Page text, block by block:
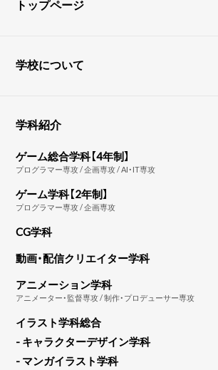
トップページ
学校について
学科紹介
ゲーム総合学科【4年制】
プログラマー専攻 / 企画専攻 / AI・IT専攻
ゲーム学科【2年制】
プログラマー専攻 / 企画専攻
CG学科
動画・配信クリエイター学科
アニメーション学科
アニメーター・監督専攻 / 制作・プロデューサー専攻
イラスト学科総合
- キャラクターデザイン学科
- マンガイラスト学科